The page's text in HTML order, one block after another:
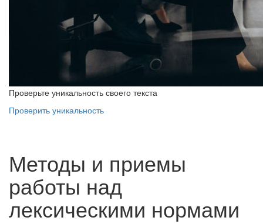
Проверьте уникальность своего текста
Проверить уникальность
Методы и приемы
работы над
лексическими нормами